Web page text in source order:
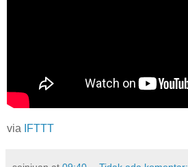
via IFTTT